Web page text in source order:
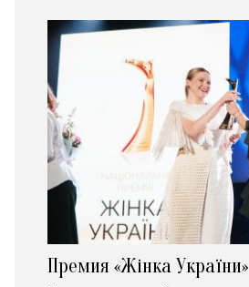
Премия «Жінка України»